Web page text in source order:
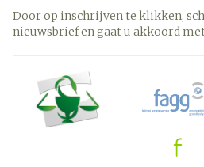
Door op inschrijven te klikken,
nieuwsbrief en gaat u akkoord